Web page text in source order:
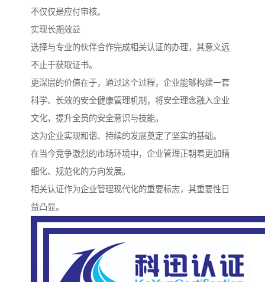
不仅仅是应付审核。
实现长期效益
选择与专业的伙伴合作完成相关认证的办理，其意义远
不止于获取证书。
更深层的价值在于，通过这个过程，企业能够构建一套
科学、长效的安全健康管理机制，将安全理念融入企业
文化，提升全员的安全意识与技能。
这为企业实现和谐、持续的发展奠定了坚实的基础。
在当今竞争激烈的市场环境中，企业管理正朝着更加精
细化、规范化的方向发展。
相关认证作为企业管理现代化的重要标志，其重要性日
益凸显。